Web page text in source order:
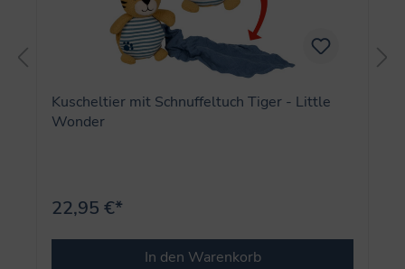
Kuscheltier mit Schnuffeltuch Tiger - Little
Wonder
22,95 €*
In den Warenkorb